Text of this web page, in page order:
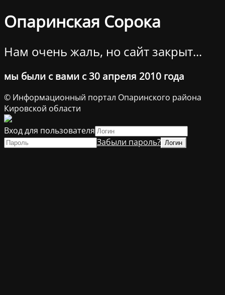
Опаринская Сорока
Нам очень жаль, но сайт закрыт...
мы были с вами с 30 апреля 2010 года
© Информационный портал Опаринского района
Кировской области
Вход для пользователя
Забыли пароль?